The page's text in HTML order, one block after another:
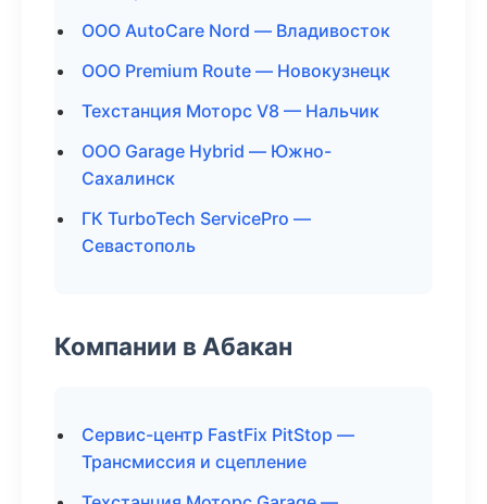
ООО AutoCare Nord — Владивосток
ООО Premium Route — Новокузнецк
Техстанция Моторс V8 — Нальчик
ООО Garage Hybrid — Южно-
Сахалинск
ГК TurboTech ServicePro —
Севастополь
Компании в Абакан
Сервис-центр FastFix PitStop —
Трансмиссия и сцепление